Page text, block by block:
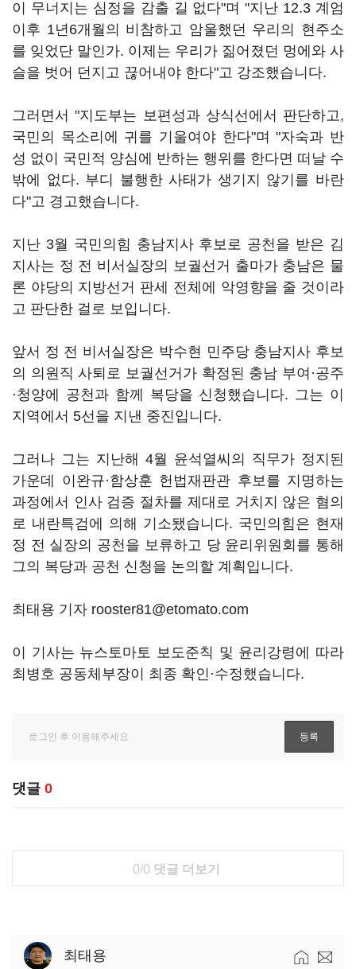
이 무너지는 심정을 감출 길 없다"며 "지난 12.3 계엄
이후 1년6개월의 비참하고 암울했던 우리의 현주소
를 잊었단 말인가. 이제는 우리가 짊어졌던 멍에와 사
슬을 벗어 던지고 끊어내야 한다"고 강조했습니다.
그러면서 "지도부는 보편성과 상식선에서 판단하고,
국민의 목소리에 귀를 기울여야 한다"며 "자숙과 반
성 없이 국민적 양심에 반하는 행위를 한다면 떠날 수
밖에 없다. 부디 불행한 사태가 생기지 않기를 바란
다"고 경고했습니다.
지난 3월 국민의힘 충남지사 후보로 공천을 받은 김
지사는 정 전 비서실장의 보궐선거 출마가 충남은 물
론 야당의 지방선거 판세 전체에 악영향을 줄 것이라
고 판단한 걸로 보입니다.
앞서 정 전 비서실장은 박수현 민주당 충남지사 후보
의 의원직 사퇴로 보궐선거가 확정된 충남 부여·공주
·청양에 공천과 함께 복당을 신청했습니다. 그는 이
지역에서 5선을 지낸 중진입니다.
그러나 그는 지난해 4월 윤석열씨의 직무가 정지된
가운데 이완규·함상훈 헌법재판관 후보를 지명하는
과정에서 인사 검증 절차를 제대로 거치지 않은 혐의
로 내란특검에 의해 기소됐습니다. 국민의힘은 현재
정 전 실장의 공천을 보류하고 당 윤리위원회를 통해
그의 복당과 공천 신청을 논의할 계획입니다.
최태용 기자 rooster81@etomato.com
이 기사는 뉴스토마토 보도준칙 및 윤리강령에 따라
최병호 공동체부장이 최종 확인·수정했습니다.
댓글 0
0/0 댓글 더보기
최태용